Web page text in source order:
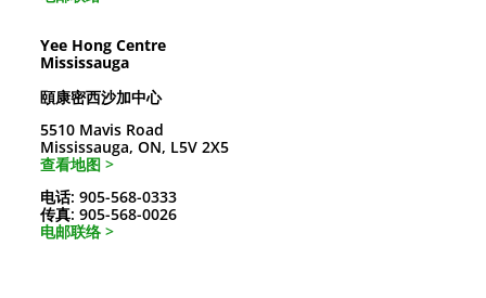
Yee Hong Centre
Mississauga
頤康密西沙加中心
5510 Mavis Road
Mississauga, ON, L5V 2X5
查看地图 >
电话: 905-568-0333
传真: 905-568-0026
电邮联络 >